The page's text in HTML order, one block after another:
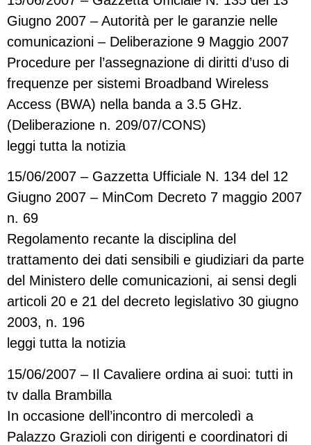
Giugno 2007 – Autorità per le garanzie nelle
comunicazioni – Deliberazione 9 Maggio 2007
Procedure per l’assegnazione di diritti d’uso di
frequenze per sistemi Broadband Wireless
Access (BWA) nella banda a 3.5 GHz.
(Deliberazione n. 209/07/CONS)
leggi tutta la notizia
15/06/2007 – Gazzetta Ufficiale N. 134 del 12
Giugno 2007 – MinCom Decreto 7 maggio 2007
n. 69
Regolamento recante la disciplina del
trattamento dei dati sensibili e giudiziari da parte
del Ministero delle comunicazioni, ai sensi degli
articoli 20 e 21 del decreto legislativo 30 giugno
2003, n. 196
leggi tutta la notizia
15/06/2007 – Il Cavaliere ordina ai suoi: tutti in
tv dalla Brambilla
In occasione dell’incontro di mercoledì a
Palazzo Grazioli con dirigenti e coordinatori di